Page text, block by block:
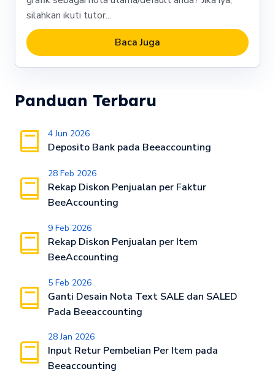
silahkan ikuti tutor...
Baca Juga
Panduan Terbaru
4 Jun 2026
Deposito Bank pada Beeaccounting
28 Feb 2026
Rekap Diskon Penjualan per Faktur
BeeAccounting
9 Feb 2026
Rekap Diskon Penjualan per Item
BeeAccounting
5 Feb 2026
Ganti Desain Nota Text SALE dan SALED
Pada Beeaccounting
28 Jan 2026
Input Retur Pembelian Per Item pada
Beeaccounting